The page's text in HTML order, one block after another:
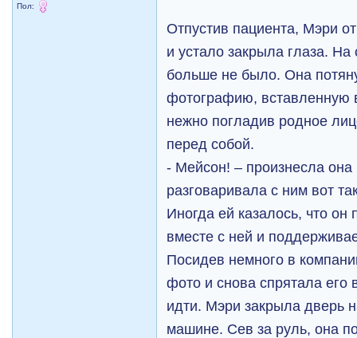
Пол:
Отпустив пациента, Мэри
и устало закрыла глаза. На
больше не было. Она
фотографию, вставленную
нежно погладив родное
перед собой.
- Мейсон! – произнесла она
разговаривала с ним вот
Иногда ей казалось, что он
вместе с ней и
Посидев немного в
фото и снова спрятала его
идти. Мэри закрыла дверь
машине. Сев за руль, она